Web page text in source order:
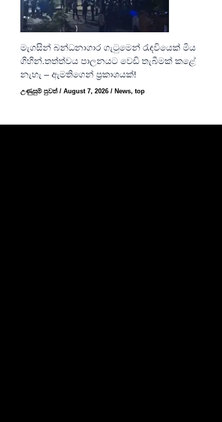
මැගසින් බන්ධනාගාර ගැටුමෙන් රැඳවියෙක් මිය
ගිහින්.තත්ත්වය පාලනයට වෙඩි තැබීමක් කළේ
නැහැ – ඇමතිගෙන් ප්‍රකාශයක්!
උණුසුම් පුවත්/August 7, 2026/News,top